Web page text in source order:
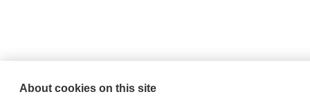
About cookies on this site